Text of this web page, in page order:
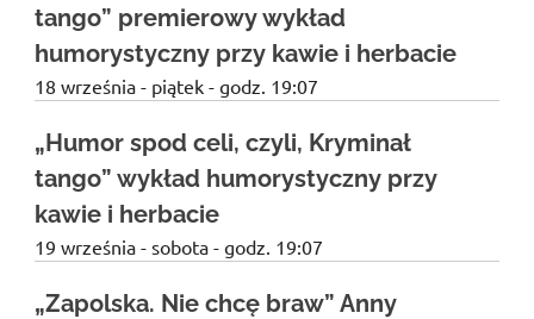
spektakle,
wernisaże,
filmów.
teatr.
tango” premierowy wykład
humorystyczny przy kawie i herbacie
18 września - piątek - godz. 19:07
„Humor spod celi, czyli, Kryminał
tango” wykład humorystyczny przy
kawie i herbacie
19 września - sobota - godz. 19:07
„Zapolska. Nie chcę braw” Anny